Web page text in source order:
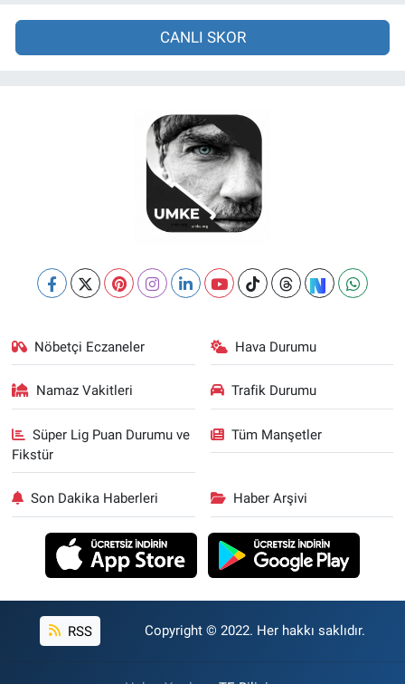
CANLI SKOR
Nöbetçi Eczaneler Hava Durumu
Namaz Vakitleri Trafik Durumu
Süper Lig Puan Durumu ve
Fikstür
Tüm Manşetler
Son Dakika Haberleri Haber Arşivi
RSS Copyright © 2022. Her hakkı saklıdır.